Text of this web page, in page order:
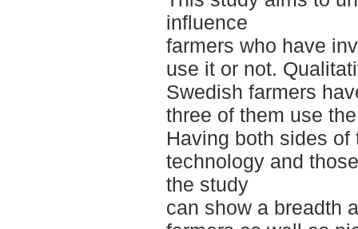
influence
farmers who have
use it or not.
Swedish farmers
three of them use
Having both sides
technology and
the study
can show a breadth